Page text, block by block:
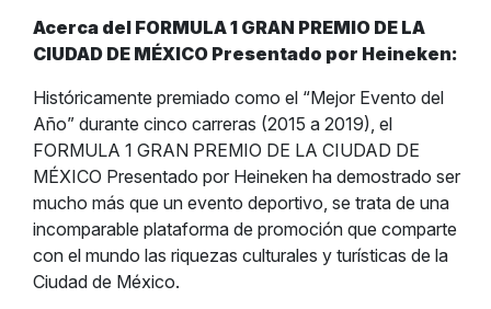
Acerca del FORMULA 1 GRAN PREMIO DE LA
CIUDAD DE MÉXICO Presentado por Heineken:
Históricamente premiado como el “Mejor Evento del
Año” durante cinco carreras (2015 a 2019), el
FORMULA 1 GRAN PREMIO DE LA CIUDAD DE
MÉXICO Presentado por Heineken ha demostrado ser
mucho más que un evento deportivo, se trata de una
incomparable plataforma de promoción que comparte
con el mundo las riquezas culturales y turísticas de la
Ciudad de México.